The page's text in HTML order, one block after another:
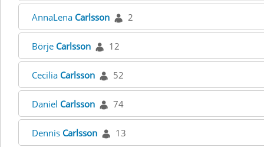
AnnaLena Carlsson 2
Börje Carlsson 12
Cecilia Carlsson 52
Daniel Carlsson 74
Dennis Carlsson 13